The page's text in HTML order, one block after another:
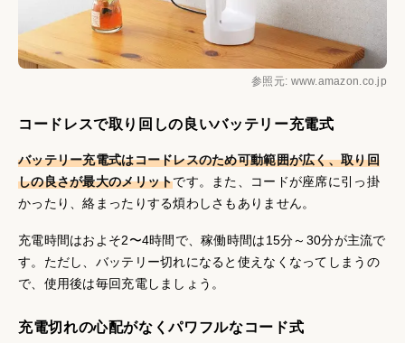
参照元: www.amazon.co.jp
コードレスで取り回しの良いバッテリー充電式
バッテリー充電式はコードレスのため可動範囲が広く、取り回
しの良さが最大のメリットです。また、コードが座席に引っ掛
かったり、絡まったりする煩わしさもありません。
充電時間はおよそ2〜4時間で、稼働時間は15分～30分が主流で
す。ただし、バッテリー切れになると使えなくなってしまうの
で、使用後は毎回充電しましょう。
充電切れの心配がなくパワフルなコード式